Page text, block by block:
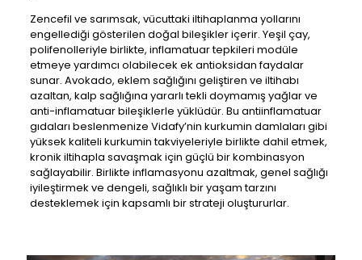
Zencefil ve sarımsak, vücuttaki iltihaplanma yollarını
engellediği gösterilen doğal bileşikler içerir. Yeşil çay,
polifenolleriyle birlikte, inflamatuar tepkileri modüle
etmeye yardımcı olabilecek ek antioksidan faydalar
sunar. Avokado, eklem sağlığını geliştiren ve iltihabı
azaltan, kalp sağlığına yararlı tekli doymamış yağlar ve
anti-inflamatuar bileşiklerle yüklüdür. Bu antiinflamatuar
gıdaları beslenmenize Vidafy’nin kurkumin damlaları gibi
yüksek kaliteli kurkumin takviyeleriyle birlikte dahil etmek,
kronik iltihapla savaşmak için güçlü bir kombinasyon
sağlayabilir. Birlikte inflamasyonu azaltmak, genel sağlığı
iyileştirmek ve dengeli, sağlıklı bir yaşam tarzını
desteklemek için kapsamlı bir strateji oluştururlar.